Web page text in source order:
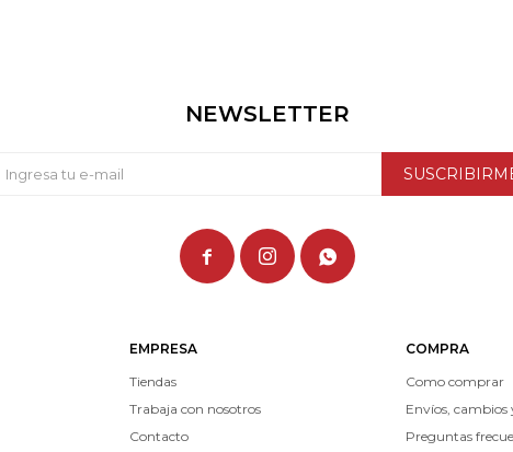
EMPRESA
Tiendas
Trabaja con nosotros
Contacto
COMPRA
Como comprar
Envíos, cambios
Preguntas
NEWSLETTER
  